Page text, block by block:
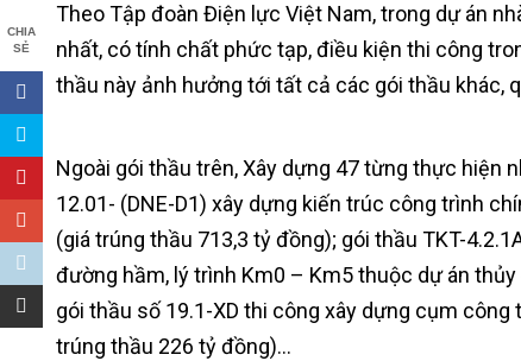
CHIA
SẺ
Theo Tập đoàn Điện lực Việt Nam, trong dự án
nhất, có tính chất phức tạp, điều kiện thi công
thầu này ảnh hưởng tới tất cả các gói thầu khác,
Ngoài gói thầu trên, Xây dựng 47 từng thực hiện
12.01- (DNE-D1) xây dựng kiến trúc công trình
(giá trúng thầu 713,3 tỷ đồng); gói thầu TKT-
đường hầm, lý trình Km0 – Km5 thuộc dự án
gói thầu số 19.1-XD thi công xây dựng cụm
trúng thầu 226 tỷ đồng)…